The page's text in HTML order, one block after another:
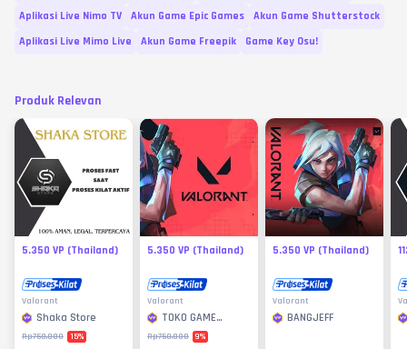
Aplikasi Live Nimo TV
Akun Game Epic Games
Akun Game Shutterstock
Aplikasi Live Mimo Live
Akun Game Freepik Game Key Osu!
Produk Relevan
5.350 VP (Thailand)
Valorant
Shaka Store
Rp750.000 15%
5.350 VP (Thailand)
Valorant
TOKO GAME
MURAH
Rp750.000 9%
5.350 VP (Thailand)
Valorant
BANGJEFF